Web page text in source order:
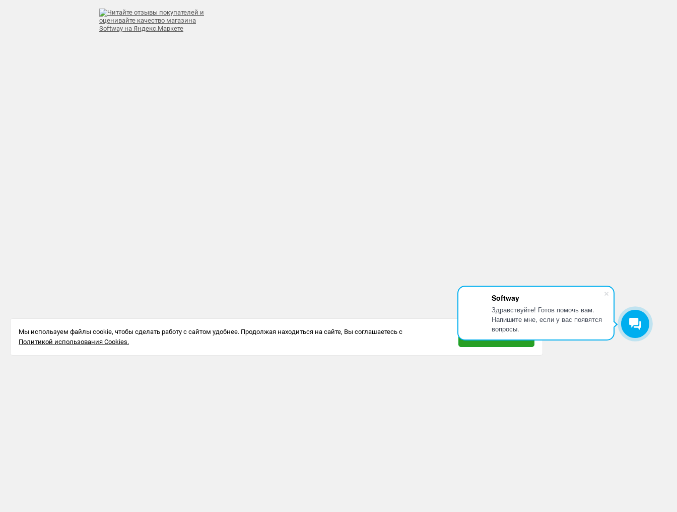
Softway
Здравствуйте! Готов помочь вам.
Напишите мне, если у вас появятся
вопросы.
Мы используем файлы cookie, чтобы сделать работу с сайтом удобнее. Продолжая находиться на сайте, Вы соглашаетесь с
Политикой использования Cookies.